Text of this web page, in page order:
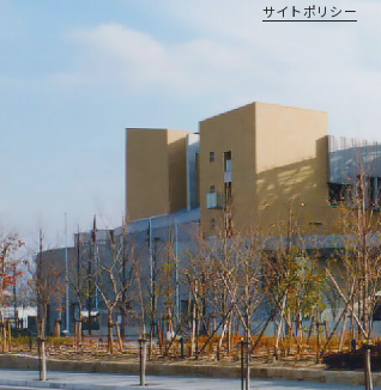
サイトポリシー